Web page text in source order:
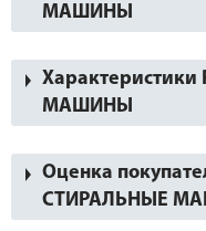
МАШИНЫ
Характеристики
МАШИНЫ
Оценка
СТИРАЛЬНЫЕ